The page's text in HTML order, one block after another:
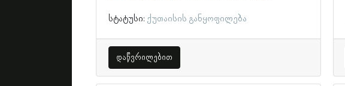
სტატუსი: ქუთაისის განყოფილება
დაწვრილებით